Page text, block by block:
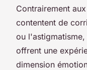
Contrairement
contentent de
ou
offrent une
dimension